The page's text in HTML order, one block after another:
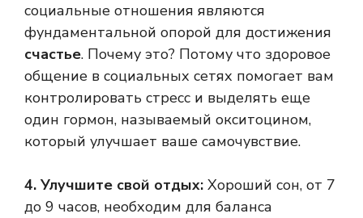
социальные отношения являются
фундаментальной опорой для достижения
счастье. Почему это? Потому что здоровое
общение в социальных сетях помогает вам
контролировать стресс и выделять еще
один гормон, называемый окситоцином,
который улучшает ваше самочувствие.
4. Улучшите свой отдых: Хороший сон, от 7
до 9 часов, необходим для баланса